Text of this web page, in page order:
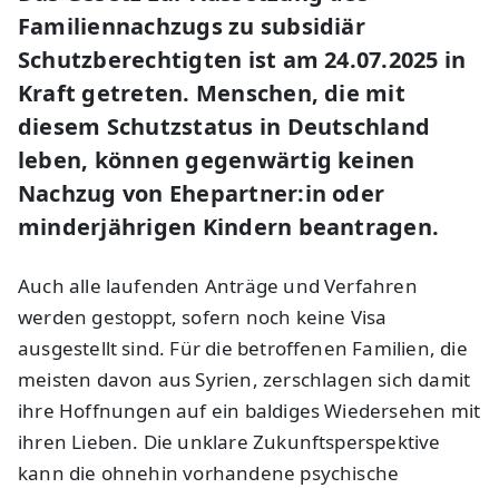
Familiennachzugs zu subsidiär
Schutzberechtigten ist am 24.07.2025 in
Kraft getreten. Menschen, die mit
diesem Schutzstatus in Deutschland
leben, können gegenwärtig keinen
Nachzug von Ehepartner:in oder
minderjährigen Kindern beantragen.
Auch alle laufenden Anträge und Verfahren
werden gestoppt, sofern noch keine Visa
ausgestellt sind. Für die betroffenen Familien, die
meisten davon aus Syrien, zerschlagen sich damit
ihre Hoffnungen auf ein baldiges Wiedersehen mit
ihren Lieben. Die unklare Zukunftsperspektive
kann die ohnehin vorhandene psychische